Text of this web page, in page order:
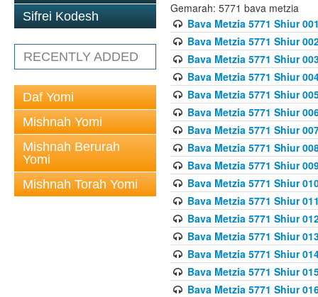
Sifrei Kodesh
RECENTLY ADDED
Daf Yomi
Mishnah Yomi
Mishnah Berurah
Yomi
Mishnah Torah Yomi
Gemarah: 5771 bava metzia
Bava Metzia 5771 Shiur
Bava Metzia 5771 Shiur
Bava Metzia 5771 Shiur
Bava Metzia 5771 Shiur
Bava Metzia 5771 Shiur
Bava Metzia 5771 Shiur
Bava Metzia 5771 Shiur
Bava Metzia 5771 Shiur
Bava Metzia 5771 Shiur
Bava Metzia 5771 Shiur
Bava Metzia 5771 Shiur
Bava Metzia 5771 Shiur
Bava Metzia 5771 Shiur
Bava Metzia 5771 Shiur
Bava Metzia 5771 Shiur
Bava Metzia 5771 Shiur